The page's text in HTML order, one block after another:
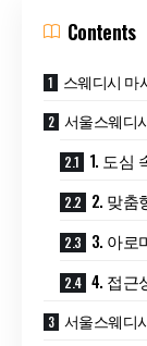
Contents
스웨디시 마
서울스웨디
1. 도심
2. 맞춤
3. 아로
4. 접근
서울스웨디